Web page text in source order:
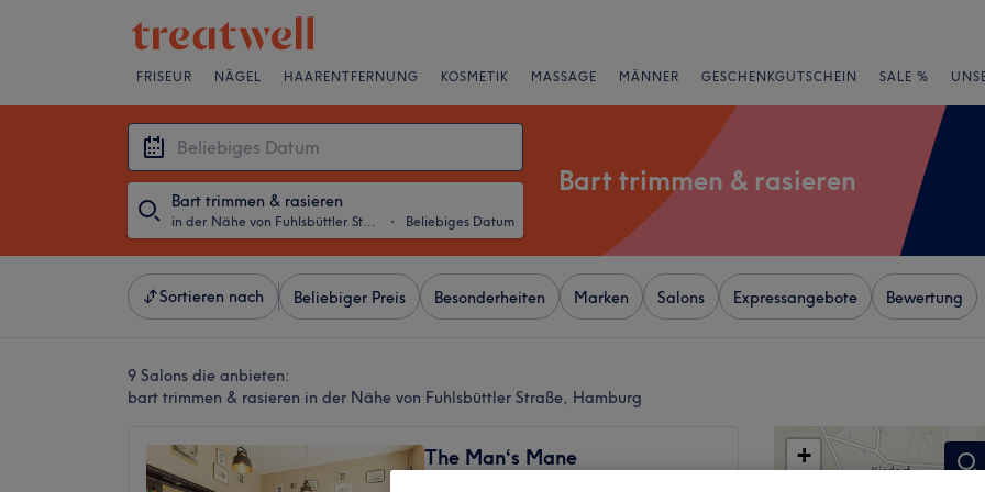
FRISEUR NÄGEL HAARENTFERNUNG KOSMETIK MASSAGE MÄNNER GESCHENKGUTSCHEIN SALE %
Bart trimmen & rasieren
in der Nähe von Fuhlsbüttler Straße, Hamburg ・ Beliebiges Datum
Bart trimmen & rasieren
Sortieren nach Beliebiger Preis Besonderheiten Marken Salons Expressangebote Bewertung
9 Salons die anbieten:
bart trimmen & rasieren in der Nähe von Fuhlsbüttler Straße, Hamburg
The Man‘s Mane
+